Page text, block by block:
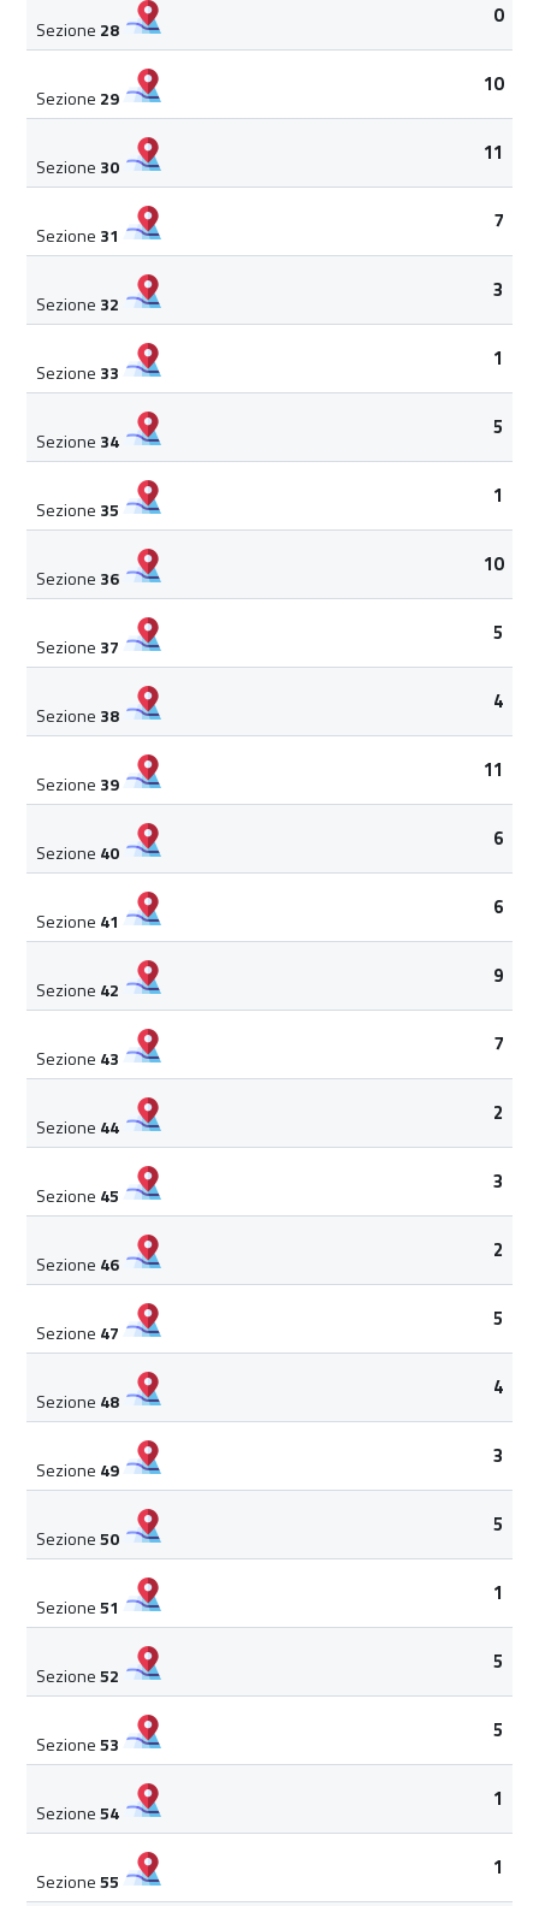
Sezione 28
0
Sezione 29
10
Sezione 30
11
Sezione 31
7
Sezione 32
3
Sezione 33
1
Sezione 34
5
Sezione 35
1
Sezione 36
10
Sezione 37
5
Sezione 38
4
Sezione 39
11
Sezione 40
6
Sezione 41
6
Sezione 42
9
Sezione 43
7
Sezione 44
2
Sezione 45
3
Sezione 46
2
Sezione 47
5
Sezione 48
4
Sezione 49
3
Sezione50
5
Sezione51
1
Sezione52
5
Sezione53
5
Sezione54
1
Sezione55
1